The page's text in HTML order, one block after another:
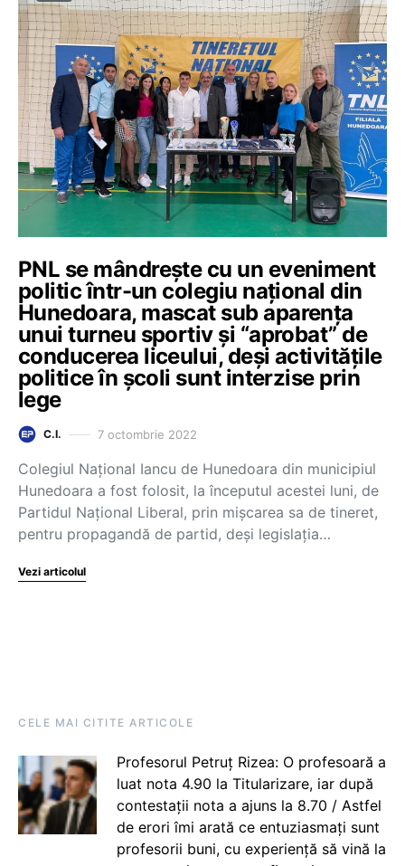
PNL se mândrește cu un eveniment
politic într-un colegiu național din
Hunedoara, mascat sub aparența
unui turneu sportiv și “aprobat” de
conducerea liceului, deși activitățile
politice în școli sunt interzise prin
lege
C.I. 7 octombrie 2022
Colegiul Național Iancu de Hunedoara din municipiul
Hunedoara a fost folosit, la începutul acestei luni, de
Partidul Național Liberal, prin mișcarea sa de tineret,
pentru propagandă de partid, deși legislația…
Vezi articolul
CELE MAI CITITE ARTICOLE
Profesorul Petruț Rizea: O profesoară a
luat nota 4.90 la Titularizare, iar după
contestații nota a ajuns la 8.70 / Astfel
de erori îmi arată ce entuziasmați sunt
profesorii buni, cu experiență să vină la